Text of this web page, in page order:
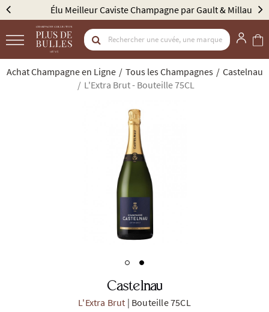
Élu Meilleur Caviste Champagne par Gault & Millau
Achat Champagne en Ligne Tous les Champagnes
Castelnau
L'Extra Brut - Bouteille 75CL
Castelnau
L'Extra Brut | Bouteille 75CL